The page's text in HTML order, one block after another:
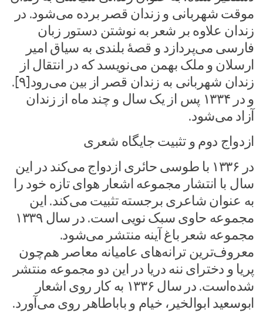
موقت شهربانی و زندان قصر برده می‌شود. در
زندان علاوه بر شعر به نوشتن دستور زبان
فارسی می‌پردازد و قصهٔ بلندی به سیاق امیر
ارسلان و ملک بهمن می‌نویسد که در انتقال از
زندان شهربانی به زندان قصر از بین می‌رود[۹].
و در ۱۳۳۴ پس از یک سال و چند ماه از زندان
آزاد می‌شود.
ازدواج دوم و تثبیت جایگاه شعری
در ۱۳۳۶ با طوسی حائری ازدواج می‌کند در این
سال با انتشار مجموعه اشعار هوای تازه خود را
به عنوان شاعری برجسته تثبیت می‌کند. این
مجموعه حاوی سبک نویی است. در سال ۱۳۳۹
مجموعه شعر باغ آینه منتشر می‌شود.
معروف‌ترین ترانه‌های عامیانه معاصر هم‌چون
پریا و دخترای ننه دریا در این دو مجموعه منتشر
شده‌است. در سال ۱۳۳۶ به کار روی اشعار
ابوسعید ابوالخیر، خیام و باباطاهر روی می‌آورد.